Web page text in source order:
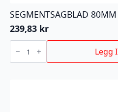
SEGMENTSAGBLAD 80MM
239,83 kr
SEGMENTSAGBLAD
80MM Legg